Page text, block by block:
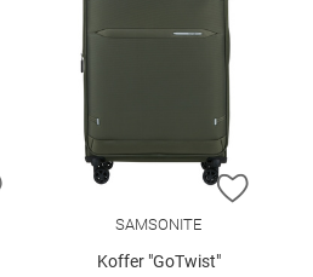
ZUR WUNSCHLISTE HINZUFÜGEN
ZUR
SAMSONITE
Koffer "GoTwist"